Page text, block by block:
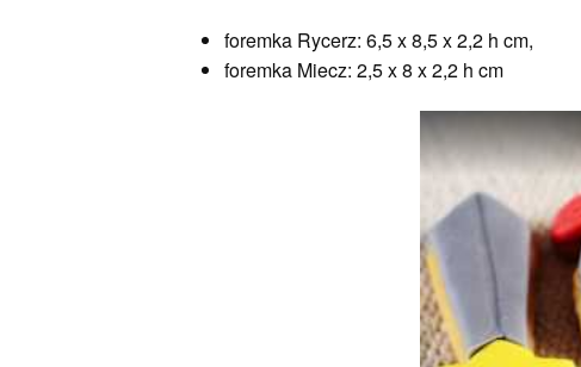
foremka Rycerz: 6,5 x 8,5 x 2,2 h cm,
foremka Miecz: 2,5 x 8 x 2,2 h cm